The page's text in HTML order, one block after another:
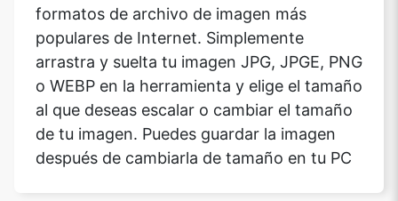
formatos de archivo de imagen más
populares de Internet. Simplemente
arrastra y suelta tu imagen JPG, JPGE, PNG
o WEBP en la herramienta y elige el tamaño
al que deseas escalar o cambiar el tamaño
de tu imagen. Puedes guardar la imagen
después de cambiarla de tamaño en tu PC